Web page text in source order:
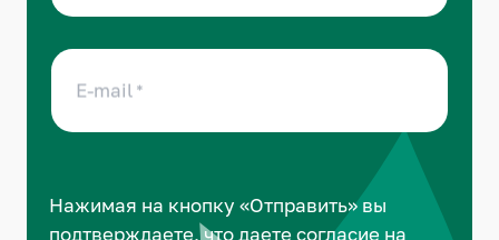
E-mail
Нажимая на кнопку «Отправить» вы
подтверждаете, что даете согласие на